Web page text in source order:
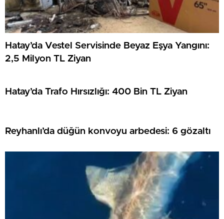
Hatay’da Vestel Servisinde Beyaz Eşya Yangını:
2,5 Milyon TL Ziyan
Hatay’da Trafo Hırsızlığı: 400 Bin TL Ziyan
Reyhanlı’da düğün konvoyu arbedesi: 6 gözaltı